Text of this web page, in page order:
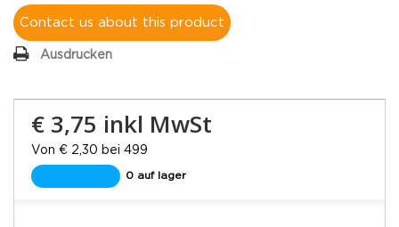
Contact us about this product
Ausdrucken
€ 3,75 inkl MwSt
Von € 2,30 bei 499
0 auf lager